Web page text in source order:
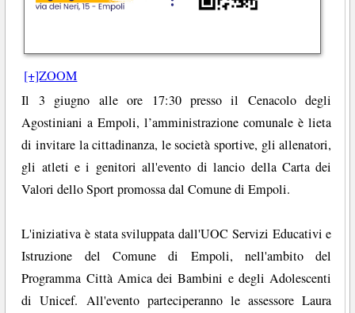
[+]ZOOM
Il 3 giugno alle ore 17:30 presso il Cenacolo degli
Agostiniani a Empoli, l’amministrazione comunale è lieta
di invitare la cittadinanza, le società sportive, gli allenatori,
gli atleti e i genitori all'evento di lancio della Carta dei
Valori dello Sport promossa dal Comune di Empoli.
L'iniziativa è stata sviluppata dall'UOC Servizi Educativi e
Istruzione del Comune di Empoli, nell'ambito del
Programma Città Amica dei Bambini e degli Adolescenti
di Unicef. All'evento parteciperanno le assessore Laura